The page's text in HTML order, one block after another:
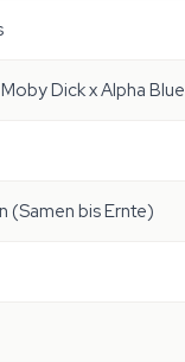
Dick x Alpha Blue
(Samen bis Ernte)